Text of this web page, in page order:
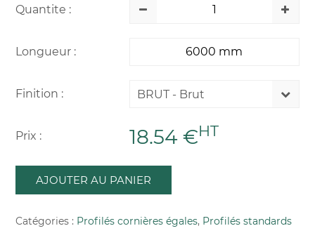
Quantite :
Longueur :
Finition : BRUT - Brut
Prix : 18.54 €HT
AJOUTER AU PANIER
Catégories : Profilés cornières égales, Profilés standards